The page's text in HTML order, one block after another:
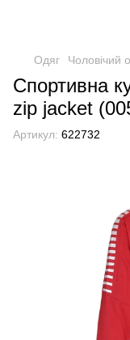
Одяг Чоловічий
Спортивна
zip jacket
Артикул: 622732